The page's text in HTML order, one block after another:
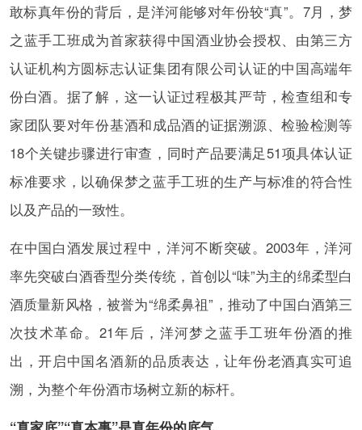
敢标真年份的背后，是洋河能够对年份较“真”。7月，梦
之蓝手工班成为首家获得中国酒业协会授权、由第三方
认证机构方圆标志认证集团有限公司认证的中国高端年
份白酒。据了解，这一认证过程极其严苛，检查组和专
家团队要对年份基酒和成品酒的证据溯源、检验检测等
18个关键步骤进行审查，同时产品要满足51项具体认证
标准要求，以确保梦之蓝手工班的生产与标准的符合性
以及产品的一致性。
在中国白酒发展过程中，洋河不断突破。2003年，洋河
率先突破白酒香型分类传统，首创以“味”为主的绵柔型白
酒质量新风格，被誉为“绵柔鼻祖”，推动了中国白酒第三
次技术革命。21年后，洋河梦之蓝手工班年份酒的推
出，开启中国名酒新的品质表达，让年份老酒真实可追
溯，为整个年份酒市场树立新的标杆。